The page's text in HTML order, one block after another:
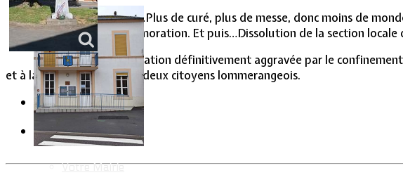
Votre Mairie
Et puis…Plus de curé, plus de messe, donc moins de
commémoration. Et puis…Dissolution de la section
Une situation définitivement aggravée par le
et à laquelle ont participé deux citoyens lommerangeois.